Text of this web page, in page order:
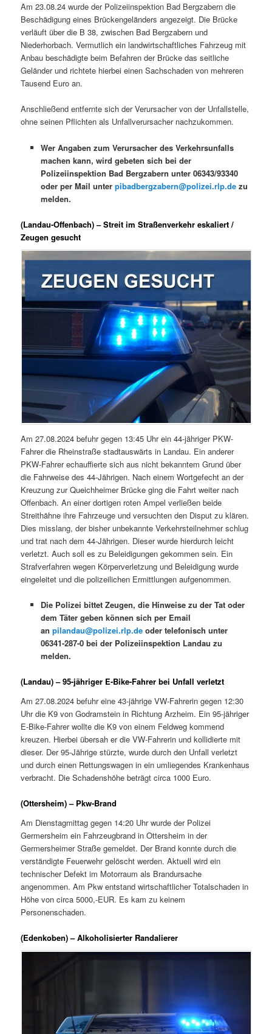
Am 23.08.24 wurde der Polizeiinspektion Bad Bergzabern die
Beschädigung eines Brückengeländers angezeigt. Die Brücke
verläuft über die B 38, zwischen Bad Bergzabern und
Niederhorbach. Vermutlich ein landwirtschaftliches Fahrzeug mit
Anbau beschädigte beim Befahren der Brücke das seitliche
Geländer und richtete hierbei einen Sachschaden von mehreren
Tausend Euro an.
Anschließend entfernte sich der Verursacher von der Unfallstelle,
ohne seinen Pflichten als Unfallverursacher nachzukommen.
Wer Angaben zum Verursacher des Verkehrsunfalls
machen kann, wird gebeten sich bei der
Polizeiinspektion Bad Bergzabern unter 06343/93340
oder per Mail unter pibadbergzabern@polizei.rlp.dezu
melden.
(Landau-Offenbach) – Streit im Straßenverkehr eskaliert /
Zeugen gesucht
Am 27.08.2024 befuhr gegen 13:45 Uhr ein 44-jähriger PKW-
Fahrer die Rheinstraße stadtauswärts in Landau. Ein anderer
PKW-Fahrer echauffierte sich aus nicht bekanntem Grund über
die Fahrweise des 44-Jährigen. Nach einem Wortgefecht an der
Kreuzung zur Queichheimer Brücke ging die Fahrt weiter nach
Offenbach. An einer dortigen roten Ampel verließen beide
Streithähne ihre Fahrzeuge und versuchten den Disput zu klären.
Dies misslang, der bisher unbekannte Verkehrsteilnehmer schlug
und trat nach dem 44-Jährigen. Dieser wurde hierdurch leicht
verletzt. Auch soll es zu Beleidigungen gekommen sein. Ein
Strafverfahren wegen Körperverletzung und Beleidigung wurde
eingeleitet und die polizeilichen Ermittlungen aufgenommen.
Die Polizei bittet Zeugen, die Hinweise zu der Tat oder
dem Täter geben können sich per Email
an pilandau@polizei.rlp.deoder telefonisch unter
06341-287-0 bei der Polizeiinspektion Landau zu
melden.
(Landau) – 95-jähriger E-Bike-Fahrer bei Unfall verletzt
Am 27.08.2024 befuhr eine 43-jährige VW-Fahrerin gegen 12:30
Uhr die K9 von Godramstein in Richtung Arzheim. Ein 95-jähriger
E-Bike-Fahrer wollte die K9 von einem Feldweg kommend
kreuzen. Hierbei übersah er die VW-Fahrerin und kollidierte mit
dieser. Der 95-Jährige stürzte, wurde durch den Unfall verletzt
und durch einen Rettungswagen in ein umliegendes Krankenhaus
verbracht. Die Schadenshöhe beträgt circa 1000 Euro.
(Ottersheim) – Pkw-Brand
Am Dienstagmittag gegen 14:20 Uhr wurde der Polizei
Germersheim ein Fahrzeugbrand in Ottersheim in der
Germersheimer Straße gemeldet. Der Brand konnte durch die
verständigte Feuerwehr gelöscht werden. Aktuell wird ein
technischer Defekt im Motorraum als Brandursache
angenommen. Am Pkw entstand wirtschaftlicher Totalschaden in
Höhe von circa 5000,-EUR. Es kam zu keinem
Personenschaden.
(Edenkoben) – Alkoholisierter Randalierer